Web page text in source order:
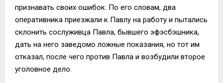
признавать своих ошибок. По его словам, два
оперативника приезжали к Павлу на работу и пытались
склонить сослуживца Павла, бывшего эфэсбэшника,
дать на него заведомо ложные показания, но тот им
отказал, после чего против Павла и возбудили второе
уголовное дело.